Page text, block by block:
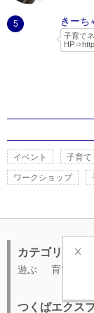
でいろ
ログを
5 きーち
子育て
HP⇒
また、
なんで
http://
イベント 子育て
ワークショップ
カテゴリ
遊ぶ 育てる
つくばエクス